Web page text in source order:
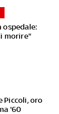
ospedale:
morire"
Piccoli, oro
'60